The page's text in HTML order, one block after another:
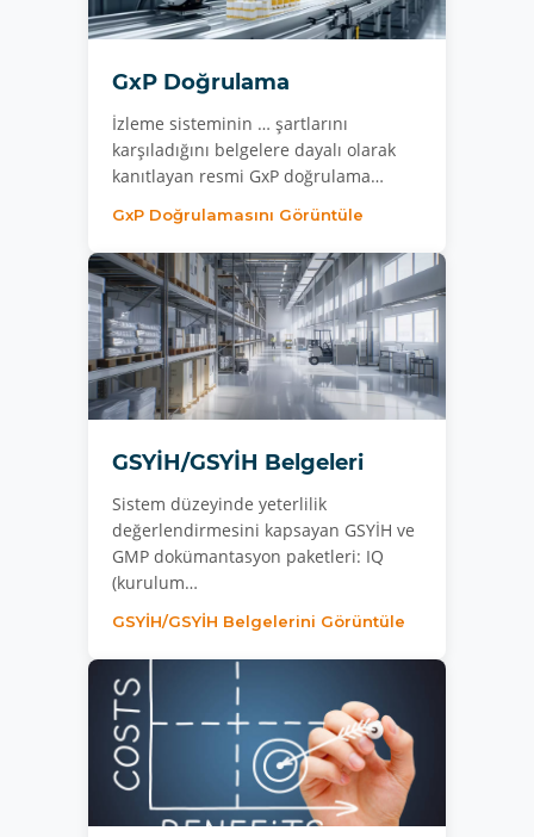
GxP Doğrulama
İzleme sisteminin … şartlarını
karşıladığını belgelere dayalı olarak
kanıtlayan resmi GxP doğrulama…
GxP Doğrulamasını Görüntüle
GSYİH/GSYİH Belgeleri
Sistem düzeyinde yeterlilik
değerlendirmesini kapsayan GSYİH ve
GMP dokümantasyon paketleri: IQ
(kurulum…
GSYİH/GSYİH Belgelerini Görüntüle